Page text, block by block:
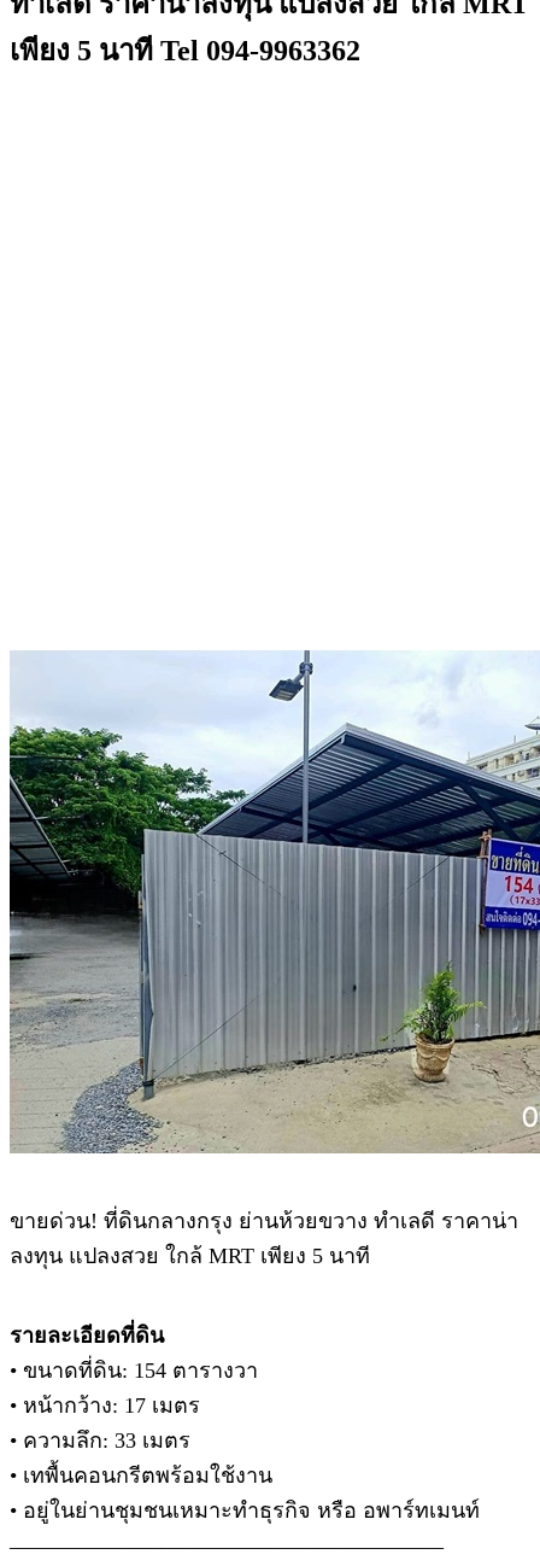
เพียง 5 นาที Tel 094-9963362
ขายด่วน! ที่ดินกลางกรุง ย่านห้วยขวาง ทำเลดี ราคาน่า
ลงทุน แปลงสวย ใกล้ MRT เพียง 5 นาที
รายละเอียดที่ดิน
• ขนาดที่ดิน: 154 ตารางวา
• หน้ากว้าง: 17 เมตร
• ความลึก: 33 เมตร
• เทพื้นคอนกรีตพร้อมใช้งาน
• อยู่ในย่านชุมชนเหมาะทำธุรกิจ หรือ อพาร์ทเมนท์